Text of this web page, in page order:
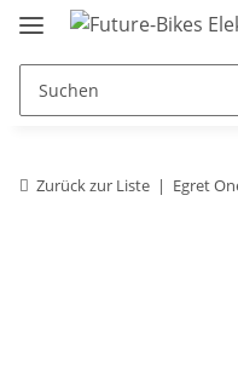
Zurück zur Liste Egret